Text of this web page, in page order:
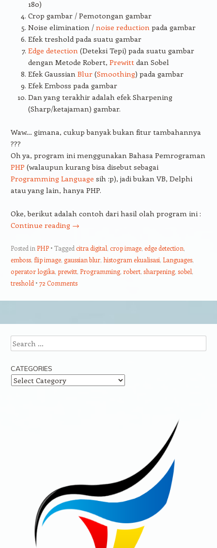
180)
Crop gambar / Pemotongan gambar
Noise elimination / noise reductionpada gambar
Efek treshold pada suatu gambar
Edge detection(Deteksi Tepi) pada suatu gambar
dengan Metode Robert, Prewittdan Sobel
Efek Gaussian Blur(Smoothing) pada gambar
Efek Emboss pada gambar
Dan yang terakhir adalah efek Sharpening
(Sharp/ketajaman) gambar.
Waw… gimana, cukup banyak bukan fitur tambahannya
???
Oh ya, program ini menggunakan Bahasa Pemrograman
PHP (walaupun kurang bisa disebut sebagai
Programming Language sih :p), jadi bukan VB, Delphi
atau yang lain, hanya PHP.
Oke, berikut adalah contoh dari hasil olah program ini :
Continue reading →
Posted in PHP Tagged citra digital, crop image, edge detection,
emboss, flip image, gaussian blur, histogram ekualisasi, Languages,
operator logika, prewitt, Programming, robert, sharpening, sobel,
treshold
72 Comments
Search
CATEGORIES
Categories